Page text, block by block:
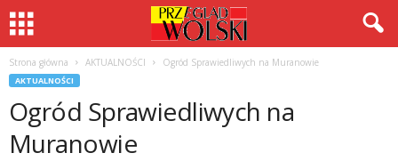
Strona główna AKTUALNOŚCI Ogród Sprawiedliwych na Muranowie
AKTUALNOŚCI
Ogród Sprawiedliwych na
Muranowie